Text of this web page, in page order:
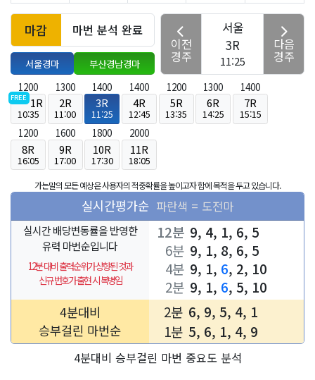
마감 마번 분석 완료
서울경마 부산경남경마
이전
경주
서울
3R
11:25
다음
경주
1200
1R
10:35
FREE
1300
2R
11:00
1400
3R
11:25
1400
4R
12:45
1200
5R
13:35
1300
6R
14:25
1400
7R
15:15
1200
8R
16:05
1600
9R
17:00
1800
10R
17:30
2000
11R
18:05
가는말의 모든 예상은 사용자의 적중확률을 높이고자 함에 목적을 두고 있습니다.
실시간평가순 파란색 = 도전마
실시간 배당변동률을 반영한
유력 마번순입니다
12분 대비 출력순위가 상향된 것과
신규 번호가 출현 시 복병임
12분 9, 4, 1, 6, 5
6분 9, 1, 8, 6, 5
4분 9, 1, 6, 2, 10
2분 9, 1, 6, 5, 10
4분대비
승부걸린 마번순
2분 6, 9, 5, 4, 1
1분 5, 6, 1, 4, 9
4분대비 승부걸린 마번 중요도 분석